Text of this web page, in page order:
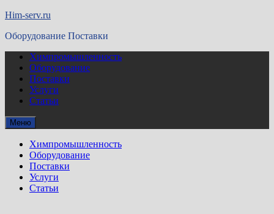
Перейти
содержимому
Him-serv.ru
Оборудование Поставки
Химпромышленность
Оборудование
Поставки
Услуги
Статьи
Меню
Химпромышленность
Оборудование
Поставки
Услуги
Статьи